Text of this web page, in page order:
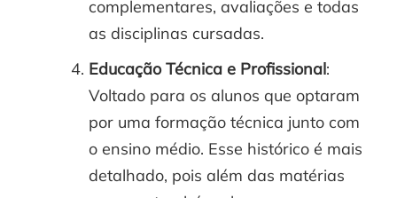
complementares, avaliações e todas
as disciplinas cursadas.
Educação Técnica e Profissional:
Voltado para os alunos que optaram
por uma formação técnica junto com
o ensino médio. Esse histórico é mais
detalhado, pois além das matérias